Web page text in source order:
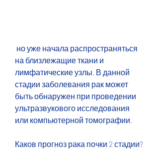
на близлежащие ткани и
лимфатические узлы. В данной
стадии заболевания рак может
быть обнаружен при проведении
ультразвукового исследования
или компьютерной томографии.
Каков прогноз рака почки 2 стадии?